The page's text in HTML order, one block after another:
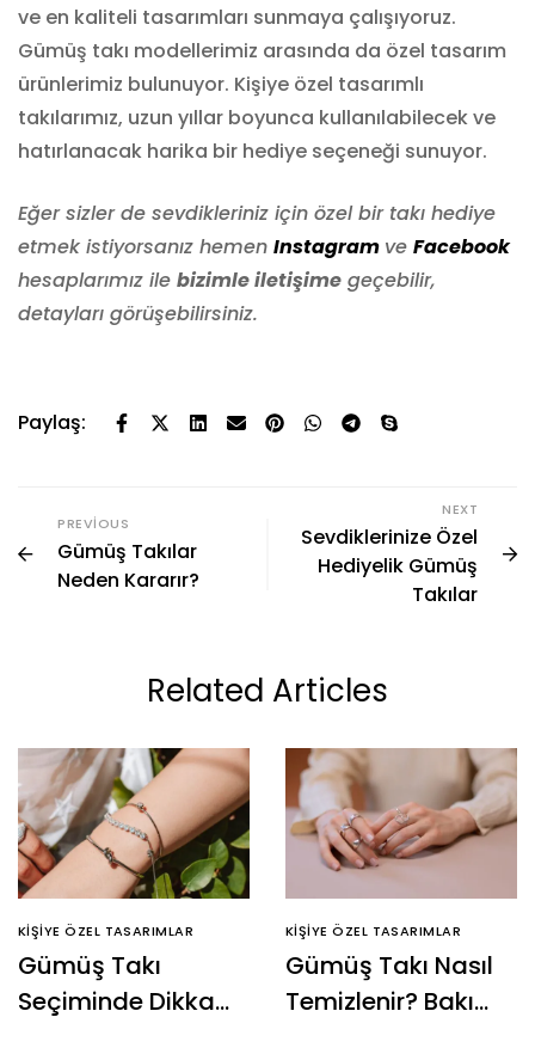
ve en kaliteli tasarımları sunmaya çalışıyoruz.
Gümüş takı modellerimiz arasında da özel tasarım
ürünlerimiz bulunuyor. Kişiye özel tasarımlı
takılarımız, uzun yıllar boyunca kullanılabilecek ve
hatırlanacak harika bir hediye seçeneği sunuyor.
Eğer sizler de sevdikleriniz için özel bir takı hediye
etmek istiyorsanız hemen Instagram ve Facebook
hesaplarımız ile bizimle iletişime geçebilir,
detayları görüşebilirsiniz.
Paylaş:
PREVIOUS
Gümüş Takılar
Neden Kararır?
NEXT
Sevdiklerinize Özel
Hediyelik Gümüş
Takılar
Related Articles
KIŞIYE ÖZEL TASARIMLAR
Gümüş Takı
Seçiminde Dikkat
KIŞIYE ÖZEL TASARIMLAR
Gümüş Takı Nasıl
Temizlenir? Bakımı